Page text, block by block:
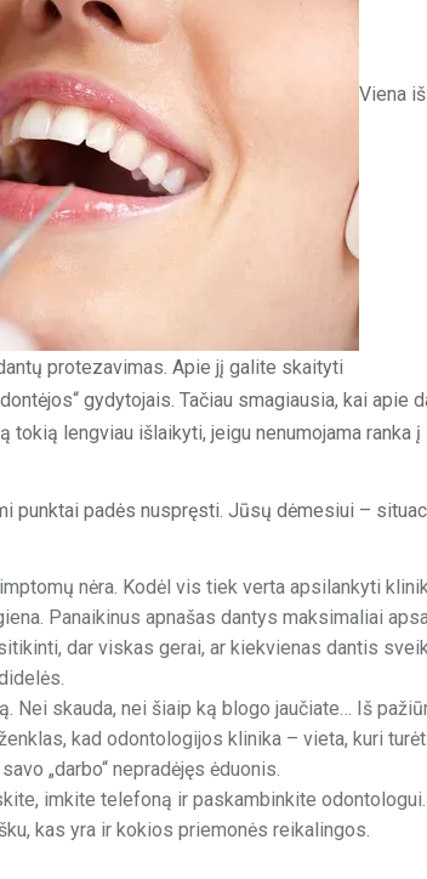
Viena
protezavimas. Apie jį galite skaityti
gydytojais. Tačiau smagiausia, kai apie
lengviau išlaikyti, jeigu nenumojama ranka į
punktai padės nuspręsti. Jūsų dėmesiui –
nėra. Kodėl vis tiek verta apsilankyti
Panaikinus apnašas dantys maksimaliai
dar viskas gerai, ar kiekvienas dantis
Nei skauda, nei šiaip ką blogo jaučiate… Iš
kad odontologijos klinika – vieta, kuri
„darbo“ nepradėjęs ėduonis.
imkite telefoną ir paskambinkite odontologui.
kas yra ir kokios priemonės reikalingos.